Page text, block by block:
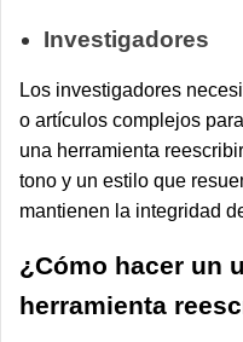
Investigadores
Los investigadores
o artículos complejos
una herramienta
tono y un estilo que
mantienen la integridad
¿Cómo hacer un
herramienta